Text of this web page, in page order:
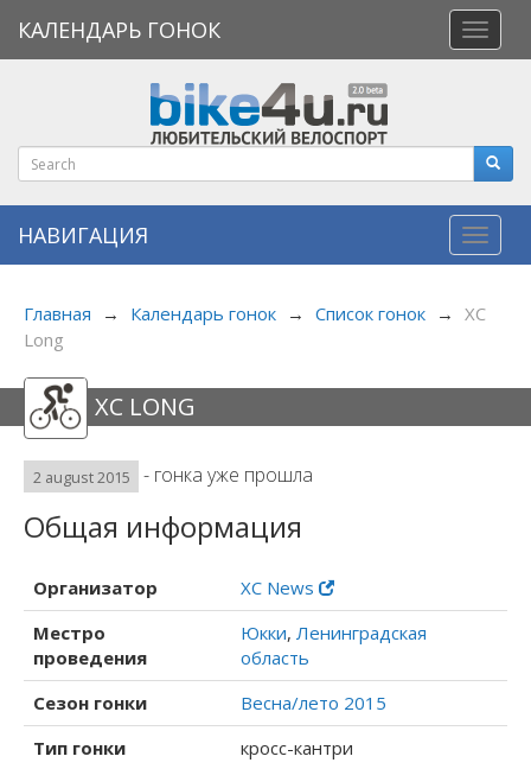
меню
КАЛЕНДАРЬ ГОНОК
НАВИГАЦИЯ
Главная → Календарь гонок → Список гонок → XC
Long
XC LONG
2 august 2015 - гонка уже прошла
Общая информация
Организатор
XC News
Местро
проведения
Юкки, Ленинградская
область
Сезон гонки
Весна/лето 2015
Тип гонки
кросс-кантри